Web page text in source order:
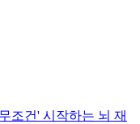
조건' 시작하는 뇌 재